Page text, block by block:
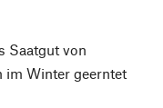
Saatgut von
im Winter geerntet